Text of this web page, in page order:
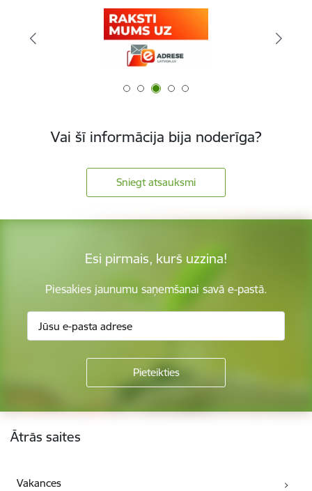
Vai šī informācija bija noderīga?
Sniegt atsauksmi
Esi pirmais, kurš uzzina!
Piesakies jaunumu saņemšanai savā e-pastā.
Kājene
Ātrās saites
Vakances